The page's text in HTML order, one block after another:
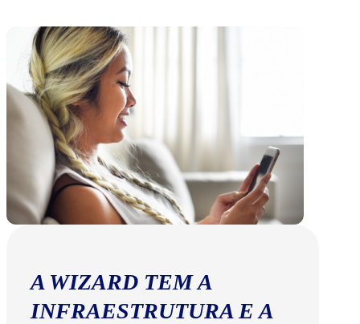
A WIZARD TEM A
INFRAESTRUTURA E A